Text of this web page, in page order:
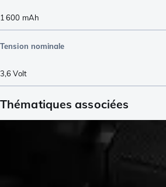
1 600 mAh
Tension nominale
3,6Volt
Thématiques associées